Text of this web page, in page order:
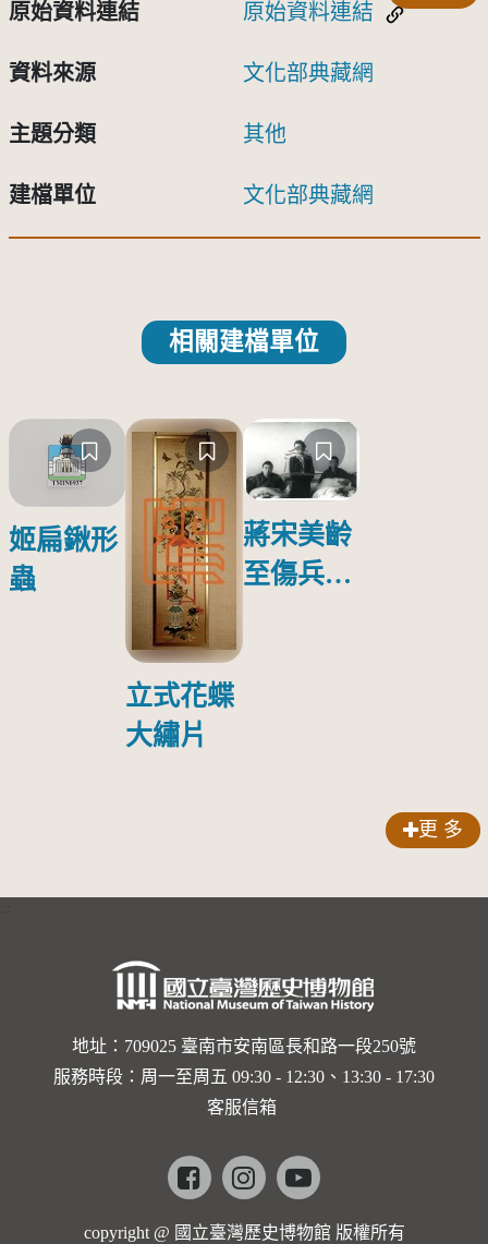
原始資料連結 原始資料連結
資料來源 文化部典藏網
主題分類 其他
建檔單位 文化部典藏網
相關建檔單位
姬扁鍬形
蟲
立式花蝶
大繡片
蔣宋美齡
至傷兵醫
傷日本戰
更 多
地址：709025 臺南市安南區長和路一段250號
服務時段：周一至周五 09:30 - 12:30、13:30 - 17:30
客服信箱
Facebookinstagramyoutube
copyright @ 國立臺灣歷史博物館 版權所有